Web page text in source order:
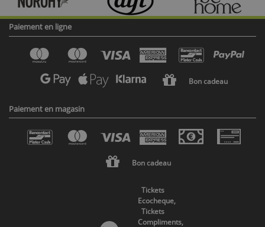
Paiement en ligne
Bon cadeau
Paiement en magasin
Bon cadeau
Tickets
Ecocheque,
Tickets
Compliments,